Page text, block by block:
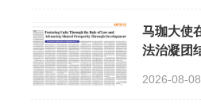
马珈大使
法治凝团
2026-08-